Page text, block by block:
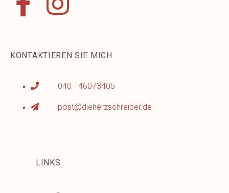
KONTAKTIEREN SIE MICH
040 - 46073405
post@dieherzschreiber.de
LINKS